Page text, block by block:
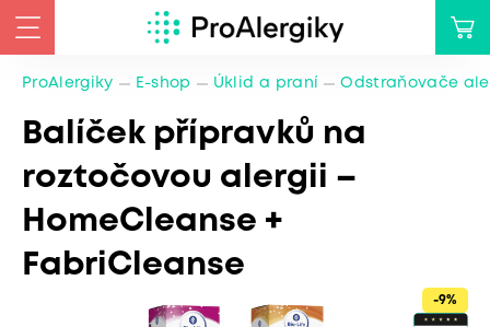
ProAlergiky E-shop Úklid a praní Odstraňovače
Balíček přípravků na
roztočovou alergii –
HomeCleanse +
FabriCleanse
-9%